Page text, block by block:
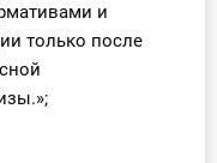
и
только после